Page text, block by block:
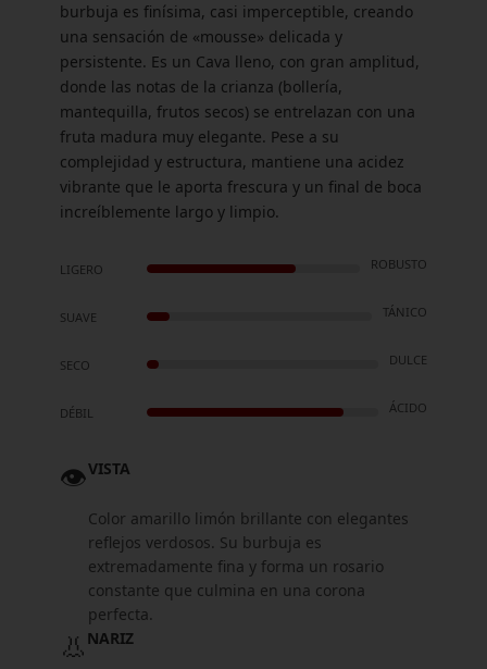
burbuja es finísima, casi imperceptible, creando
una sensación de «mousse» delicada y
persistente. Es un Cava lleno, con gran amplitud,
donde las notas de la crianza (bollería,
mantequilla, frutos secos) se entrelazan con una
fruta madura muy elegante. Pese a su
complejidad y estructura, mantiene una acidez
vibrante que le aporta frescura y un final de boca
increíblemente largo y limpio.
LIGERO ROBUSTO
SUAVE TÁNICO
SECO DULCE
DÉBIL ÁCIDO
👁️VISTA
Color amarillo limón brillante con elegantes
reflejos verdosos. Su burbuja es
extremadamente fina y forma un rosario
constante que culmina en una corona
perfecta.
👃 NARIZ